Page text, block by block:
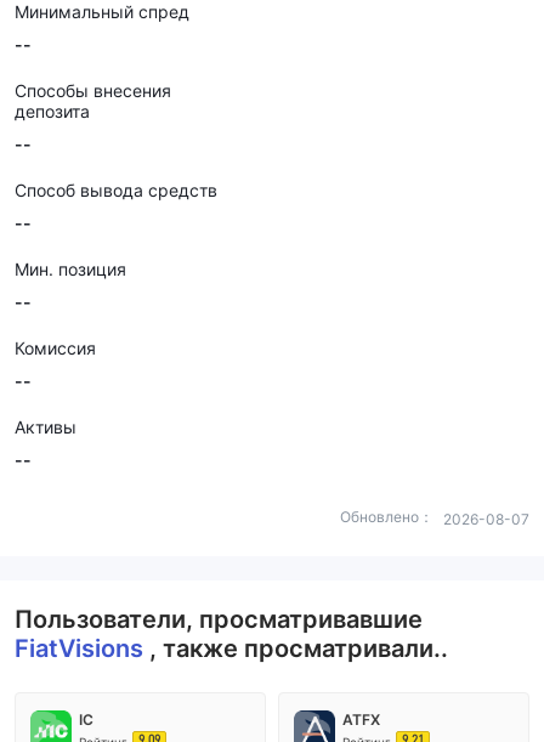
Минимальный спред
--
Способы внесения
депозита
--
Способ вывода средств
--
Мин. позиция
--
Комиссия
--
Активы
--
Обновлено： 2026-08-07
Пользователи, просматривавшие
FiatVisions , также просматривали..
IC ATFX